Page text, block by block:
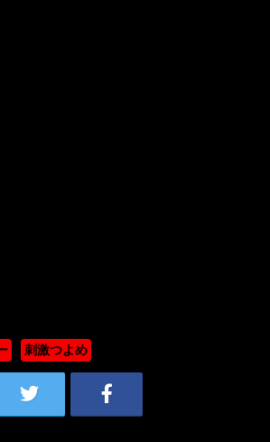
刺激つよめ